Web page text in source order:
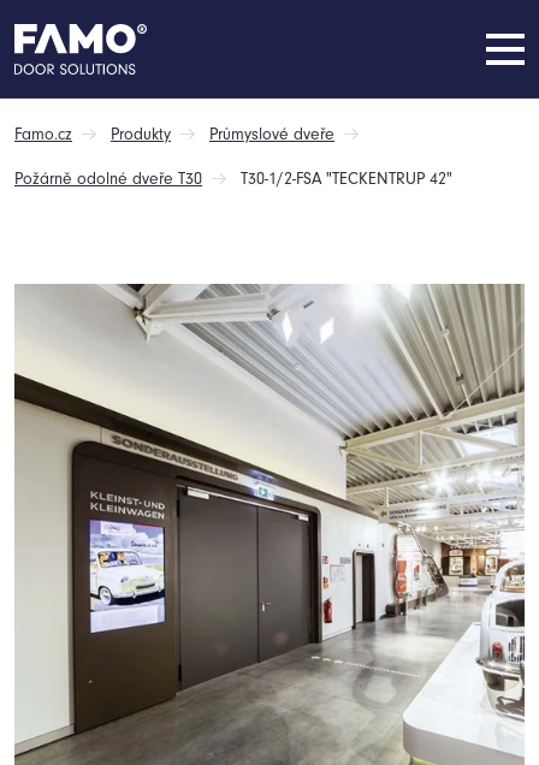
Famo.cz Produkty Průmyslové dveře
Požárně odolné dveře T30 T30-1/2-FSA "TECKENTRUP 42"